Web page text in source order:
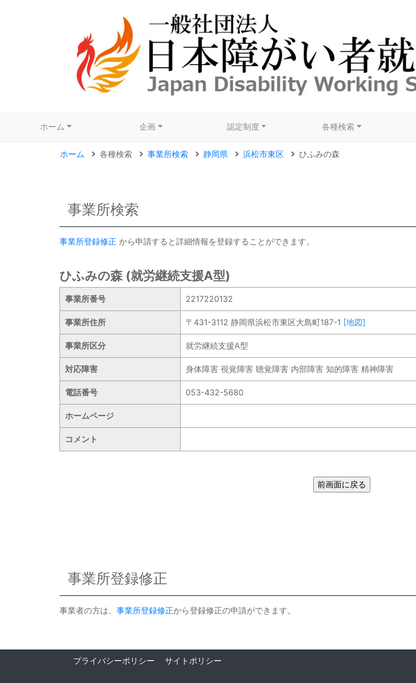
ホーム 企画 認定制度 各種検索
ホーム 各種検索 事業所検索 静岡県 浜松市東区 ひふみの森
事業所検索
事業所登録修正 から申請すると詳細情報を登録することができます。
ひふみの森 (就労継続支援A型)
事業所番号 2217220132
事業所住所 〒431-3112 静岡県浜松市東区大島町187-1 [地図]
事業所区分 就労継続支援A型
対応障害 身体障害 視覚障害 聴覚障害 内部障害 知的障害 精神障害
電話番号 053-432-5680
ホームページ
コメント
事業所登録修正
事業者の方は、 事業所登録修正から登録修正の申請ができます。
プライバシーポリシー サイトポリシー